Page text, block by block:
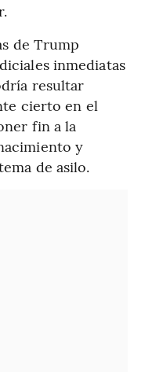
de Trump
inmediatas
resultar
cierto en el
fin a la
y
de asilo.